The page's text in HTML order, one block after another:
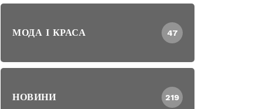
МОДА І КРАСА 47
НОВИНИ 219